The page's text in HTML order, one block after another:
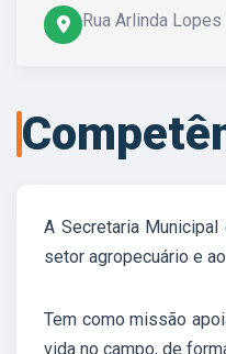
Rua Arlinda
A Secretaria
setor agropecuário e
Tem como missão
vida no campo, de